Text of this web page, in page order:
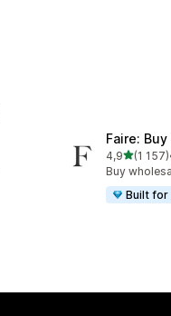
Faire:
4,9/ 5 tähteä
(1 157)
1157
Buy
Built for